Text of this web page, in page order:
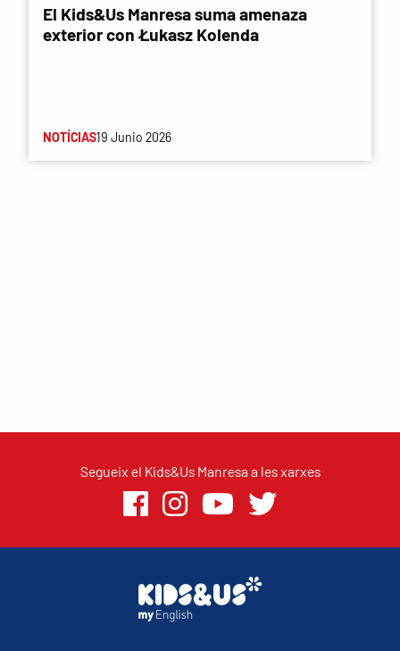
El Kids&Us Manresa suma amenaza
exterior con Łukasz Kolenda
NOTÍCIAS19 Junio 2026
Segueix el Kids&Us Manresa a les xarxes